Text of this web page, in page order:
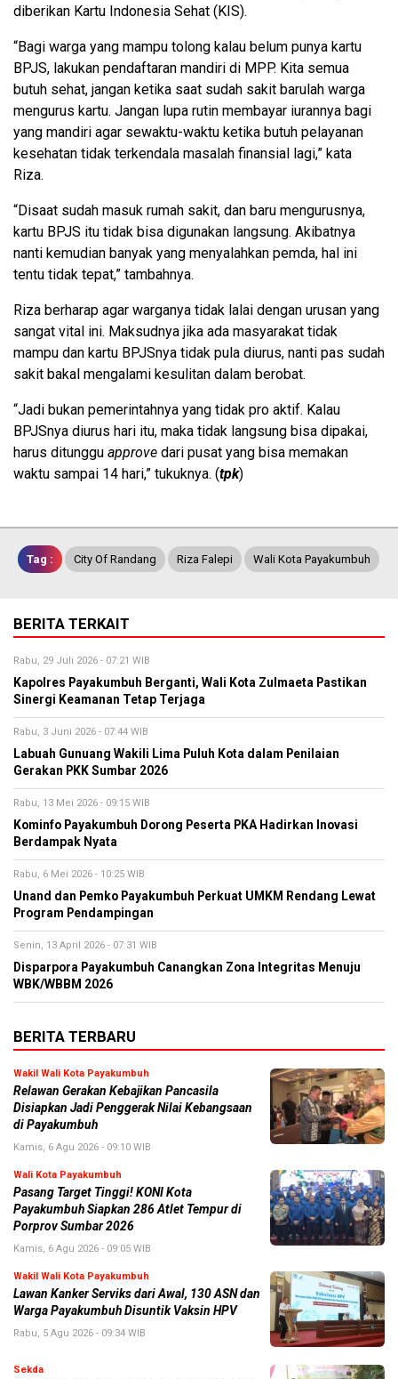
diberikan Kartu Indonesia Sehat (KIS).
“Bagi warga yang mampu tolong kalau belum punya kartu
BPJS, lakukan pendaftaran mandiri di MPP. Kita semua
butuh sehat, jangan ketika saat sudah sakit barulah warga
mengurus kartu. Jangan lupa rutin membayar iurannya bagi
yang mandiri agar sewaktu-waktu ketika butuh pelayanan
kesehatan tidak terkendala masalah finansial lagi,” kata
Riza.
“Disaat sudah masuk rumah sakit, dan baru mengurusnya,
kartu BPJS itu tidak bisa digunakan langsung. Akibatnya
nanti kemudian banyak yang menyalahkan pemda, hal ini
tentu tidak tepat,” tambahnya.
Riza berharap agar warganya tidak lalai dengan urusan yang
sangat vital ini. Maksudnya jika ada masyarakat tidak
mampu dan kartu BPJSnya tidak pula diurus, nanti pas sudah
sakit bakal mengalami kesulitan dalam berobat.
“Jadi bukan pemerintahnya yang tidak pro aktif. Kalau
BPJSnya diurus hari itu, maka tidak langsung bisa dipakai,
harus ditunggu approve dari pusat yang bisa memakan
waktu sampai 14 hari,” tukuknya. (tpk)
Tag : City Of Randang Riza Falepi Wali Kota Payakumbuh
BERITA TERKAIT
Rabu, 29 Juli 2026 - 07:21 WIB
Kapolres Payakumbuh Berganti, Wali Kota Zulmaeta Pastikan
Sinergi Keamanan Tetap Terjaga
Rabu, 3 Juni 2026 - 07:44 WIB
Labuah Gunuang Wakili Lima Puluh Kota dalam Penilaian
Gerakan PKK Sumbar 2026
Rabu, 13 Mei 2026 - 09:15 WIB
Kominfo Payakumbuh Dorong Peserta PKA Hadirkan Inovasi
Berdampak Nyata
Rabu, 6 Mei 2026 - 10:25 WIB
Unand dan Pemko Payakumbuh Perkuat UMKM Rendang Lewat
Program Pendampingan
Senin, 13 April 2026 - 07:31 WIB
Disparpora Payakumbuh Canangkan Zona Integritas Menuju
WBK/WBBM 2026
BERITA TERBARU
Wakil Wali Kota Payakumbuh
Relawan Gerakan Kebajikan Pancasila
Disiapkan Jadi Penggerak Nilai Kebangsaan
di Payakumbuh
Kamis, 6 Agu 2026 - 09:10 WIB
Wali Kota Payakumbuh
Pasang Target Tinggi! KONI Kota
Payakumbuh Siapkan 286 Atlet Tempur di
Porprov Sumbar 2026
Kamis, 6 Agu 2026 - 09:05 WIB
Wakil Wali Kota Payakumbuh
Lawan Kanker Serviks dari Awal, 130 ASN dan
Warga Payakumbuh Disuntik Vaksin HPV
Rabu, 5 Agu 2026 - 09:34 WIB
Sekda